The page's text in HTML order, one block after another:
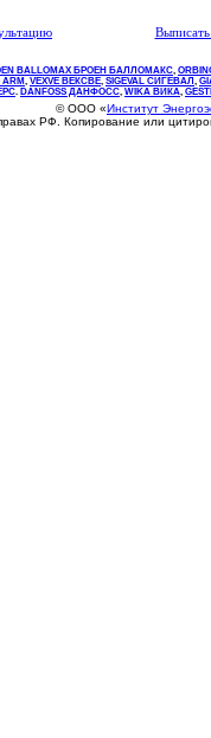
BALLOMAX БРОЕН БАЛЛОМАКС,
ARM, VEXVE ВЕКСВЕ, SIGEVAL СИГЕВАЛ ,
. DANFOSS ДАНФОСС, WIKA ВИКА,
© ООО «Институт
РФ. Копирование или